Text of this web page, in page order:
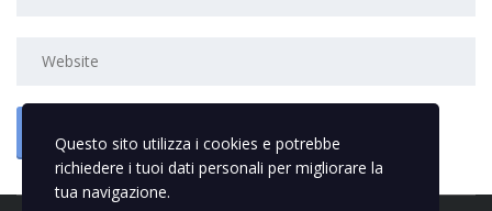
Questo sito utilizza i cookies e potrebbe
richiedere i tuoi dati personali per migliorare la
tua navigazione.